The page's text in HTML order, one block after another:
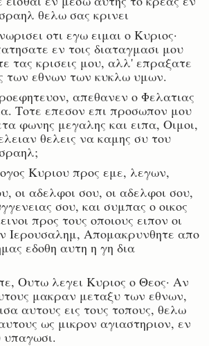
θελω σας κρινει
οτι εγω ειμαι ο Κυριος·
εν τοις διαταγμασι μου
τας κρισεις μου, αλλ' επραξατε
των εθνων των κυκλω υμων.
απεθανεν ο Φελατιας
Τοτε επεσον επι προσωπον μου
φωνης μεγαλης και ειπα, Οιμοι,
θελεις να καμης συ του
Κυριου προς εμε, λεγων,
οι αδελφοι σου, οι αδελφοι σου,
σου, και συμπας ο οικος
προς τους οποιους ειπον οι
Ιερουσαλημ, Απομακρυνθητε απο
εδοθη αυτη η γη δια
Ουτω λεγει Κυριος ο Θεος· Αν
μακραν μεταξυ των εθνων,
αυτους εις τους τοπους, θελω
ως μικρον αγιαστηριον, εν
υπαγωσι.